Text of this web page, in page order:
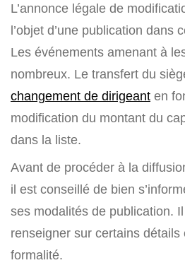
L’annonce légale de
l’objet d’une publication dans
Les événements amenant à
nombreux. Le transfert du
changement de dirigeant en
modification du montant du
dans la liste.
Avant de procéder à la
il est conseillé de bien
ses modalités de publication.
renseigner sur certains
formalité.